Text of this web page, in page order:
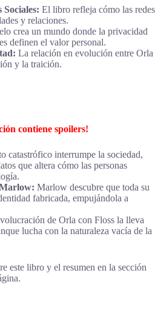
Sociales: El libro refleja cómo las redes
y relaciones.
crea un mundo donde la privacidad
definen el valor personal.
La relación en evolución entre Orla
y la traición.
contiene spoilers!
catastrófico interrumpe la sociedad,
que altera cómo las personas
Marlow descubre que toda su
fabricada, empujándola a
de Orla con Floss la lleva
lucha con la naturaleza vacía de la
este libro y el resumen en la sección